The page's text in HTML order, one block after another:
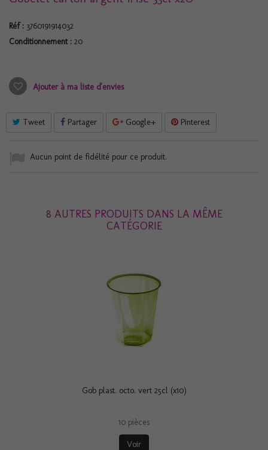
Réf : 3760191914032
Conditionnement : 20
Ajouter à ma liste d'envies
Tweet Partager Google+ Pinterest
Aucun point de fidélité pour ce produit.
8 AUTRES PRODUITS DANS LA MÊME
CATÉGORIE
Gob plast. octo. vert 25cl (x10)
10 pièces
Voir